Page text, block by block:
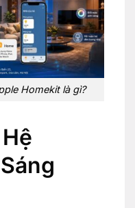
Homekit là gì?